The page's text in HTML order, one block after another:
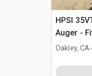
HPSI
Auger -
Oakley, CA.